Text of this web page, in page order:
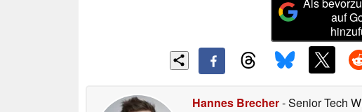
Als
auf
Hannes Brecher- Senior Tech